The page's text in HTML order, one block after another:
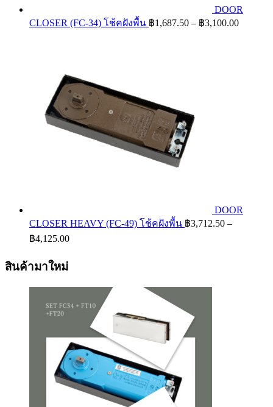
DOOR
CLOSER (FC-34) โช้คฝังพื้น ฿1,687.50 – ฿3,100.00Price
DOOR
CLOSER HEAVY (FC-49) โช้คฝังพื้น ฿3,712.50 –
฿4,125.00Price
฿4,125.00
สินค้ามาใหม่